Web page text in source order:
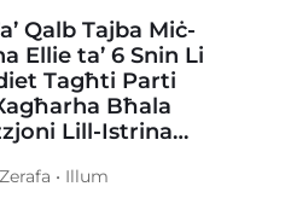
Qalb Tajba Miċ-
Ellie ta’ 6 Snin Li
Tagħti Parti
Bħala
Lill-Istrina…
• Illum